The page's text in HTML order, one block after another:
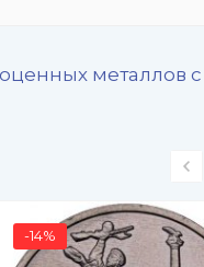
металлов с
-14%